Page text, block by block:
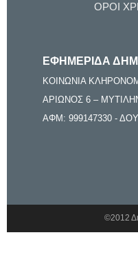
ΟΡΟΙ
ΕΦΗΜΕΡΙΔΑ
ΚΟΙΝΩΝΙΑ
ΑΡΙΩΝΟΣ 6 –
ΑΦΜ: 999147330 -
©2012